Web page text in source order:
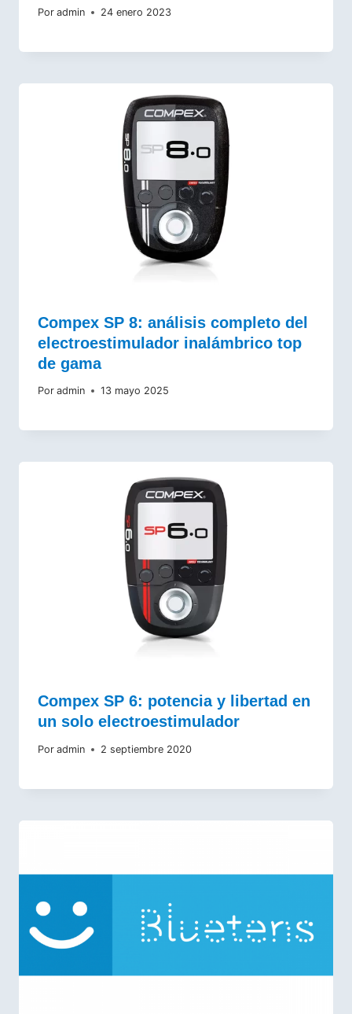
Por admin 24 enero 2023
Compex SP 8: análisis completo del
electroestimulador inalámbrico top
de gama
Por admin 13 mayo 2025
Compex SP 6: potencia y libertad en
un solo electroestimulador
Por admin 2 septiembre 2020